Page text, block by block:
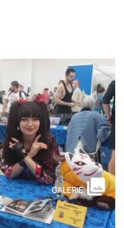
GALERIE collections